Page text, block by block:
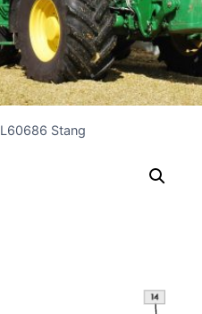
L60686 Stang